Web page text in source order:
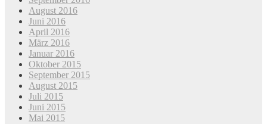
August 2016
Juni 2016
April 2016
März 2016
Januar 2016
Oktober 2015
September 2015
August 2015
Juli 2015
Juni 2015
Mai 2015